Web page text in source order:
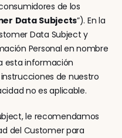
de los
Data Subjects”). En la
Data Subject y
Personal en nombre
esta información
de nuestro
no es aplicable.
le recomendamos
del Customer para